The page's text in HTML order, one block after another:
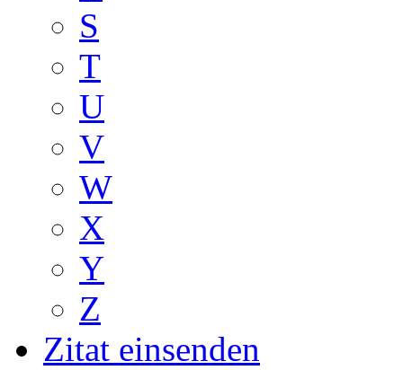
S
T
U
V
W
X
Y
Z
Zitat einsenden